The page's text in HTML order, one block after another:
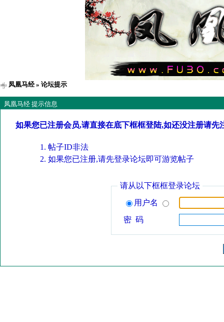
凤凰马经» 论坛提示
凤凰马经 提示信息
如果您已注册会员,请直接在底下框框登陆,如还没注册请先
帖子ID非法
如果您已注册,请先登录论坛即可游览帖子
请从以下框框登录论坛
用户名
密 码